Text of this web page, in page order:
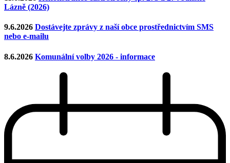
Lázně (2026)
9.6.2026 Dostávejte zprávy z naší obce prostřednictvím SMS
nebo e-mailu
8.6.2026 Komunální volby 2026 - informace